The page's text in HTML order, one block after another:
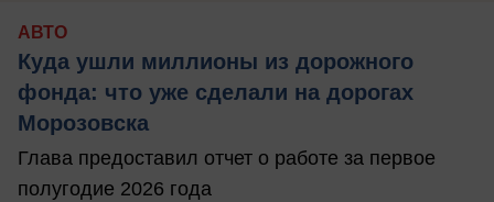
АВТО
Куда ушли миллионы из дорожного
фонда: что уже сделали на дорогах
Морозовска
Глава предоставил отчет о работе за первое
полугодие 2026 года